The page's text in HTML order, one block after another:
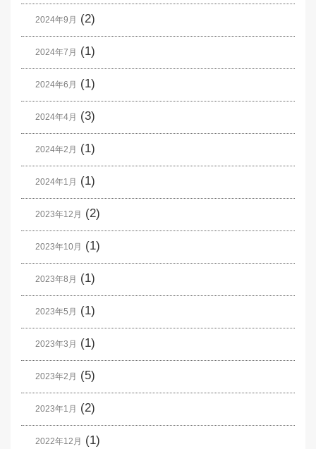
2024年9月 (2)
2024年7月 (1)
2024年6月 (1)
2024年4月 (3)
2024年2月 (1)
2024年1月 (1)
2023年12月 (2)
2023年10月 (1)
2023年8月 (1)
2023年5月 (1)
2023年3月 (1)
2023年2月 (5)
2023年1月 (2)
2022年12月 (1)